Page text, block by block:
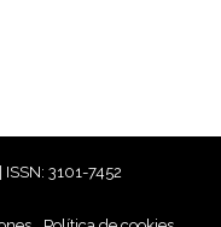
3101-7452